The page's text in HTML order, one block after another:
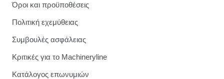
Όροι και προϋποθέσεις
Πολιτική εχεμύθειας
Συμβουλές ασφάλειας
Κριτικές για το Machineryline
Κατάλογος επωνυμιών